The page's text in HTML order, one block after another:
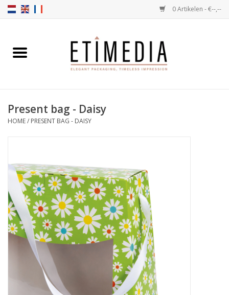
0 Artikelen - €--,--
Home
Transparant
Linten & Etiketten
Vulartikelen
Dozen
Bloemen & deco
Draagtassen
Present bag - Daisy
HOME/ PRESENT BAG - DAISY